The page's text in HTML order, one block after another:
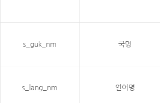
s_guk_nm 국명
s_lang_nm 언어명